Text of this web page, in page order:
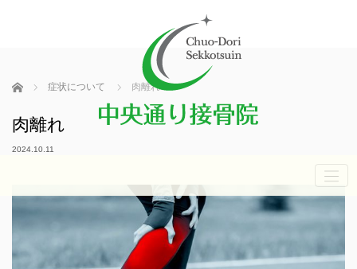
ホーム 症状について 肉離れ
肉離れ
2024.10.11